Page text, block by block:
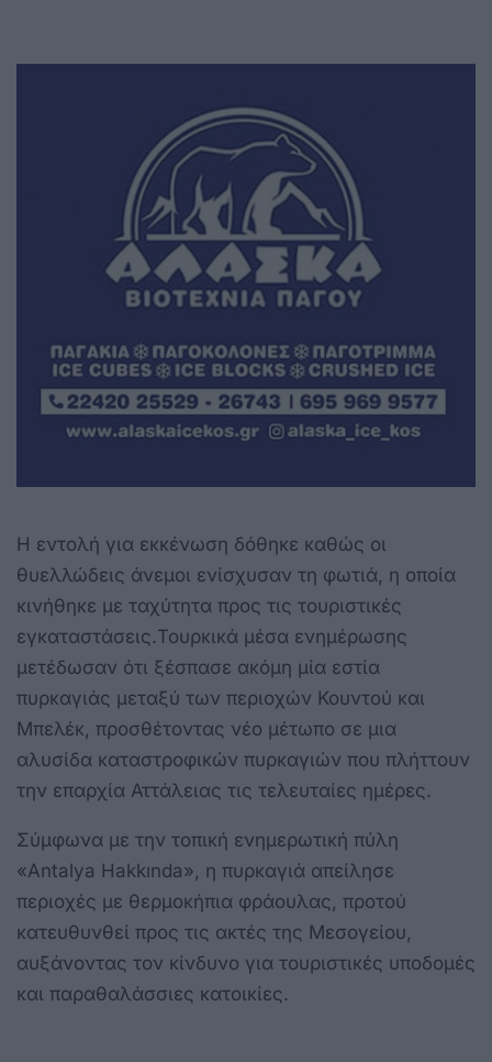
Η εντολή για εκκένωση δόθηκε καθώς οι
θυελλώδεις άνεμοι ενίσχυσαν τη φωτιά, η οποία
κινήθηκε με ταχύτητα προς τις τουριστικές
εγκαταστάσεις.Τουρκικά μέσα ενημέρωσης
μετέδωσαν ότι ξέσπασε ακόμη μία εστία
πυρκαγιάς μεταξύ των περιοχών Κουντού και
Μπελέκ, προσθέτοντας νέο μέτωπο σε μια
αλυσίδα καταστροφικών πυρκαγιών που πλήττουν
την επαρχία Αττάλειας τις τελευταίες ημέρες.
Σύμφωνα με την τοπική ενημερωτική πύλη
«Antalya Hakkında», η πυρκαγιά απείλησε
περιοχές με θερμοκήπια φράουλας, προτού
κατευθυνθεί προς τις ακτές της Μεσογείου,
αυξάνοντας τον κίνδυνο για τουριστικές υποδομές
και παραθαλάσσιες κατοικίες.